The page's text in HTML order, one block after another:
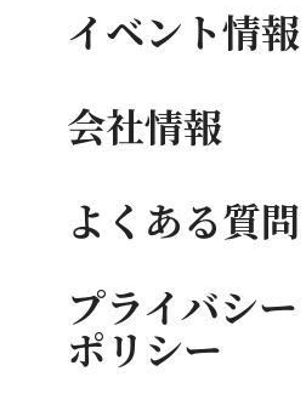
イベント情報
会社情報
よくある質問
プライバシー
ポリシー